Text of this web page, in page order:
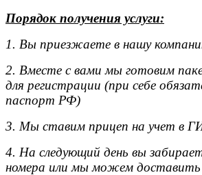
Порядок получения услуги:
1. Вы приезжаете в нашу
2. Вместе с вами мы готовим
для регистрации (при себе
паспорт РФ)
3. Мы ставим прицеп на учет в
4. На следующий день вы
номера или мы можем доставить